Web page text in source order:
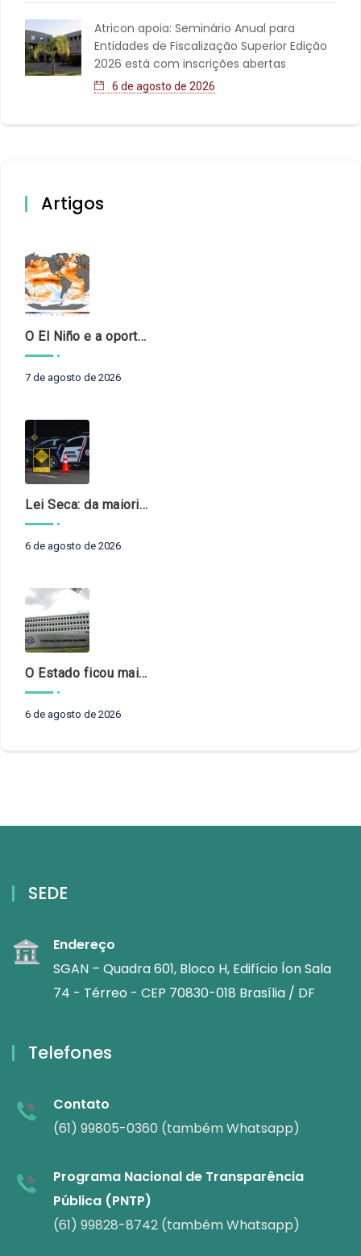
Atricon apoia: Seminário Anual para
Entidades de Fiscalização Superior Edição
2026 está com inscrições abertas
6 de agosto de 2026
Artigos
O El Niño e a oportunidade de fortalecer o controle externo das políticas climáticas
7 de agosto de 2026
Lei Seca: da maioridade à maturidade
6 de agosto de 2026
O Estado ficou mais complexo. O controle precisa acompanhar
6 de agosto de 2026
SEDE
Endereço
SGAN – Quadra 601, Bloco H, Edifício Íon Sala
74 - Térreo - CEP 70830-018 Brasília / DF
Telefones
Contato
(61) 99805-0360 (também Whatsapp)
Programa Nacional de Transparência
Pública (PNTP)
(61) 99828-8742 (também Whatsapp)